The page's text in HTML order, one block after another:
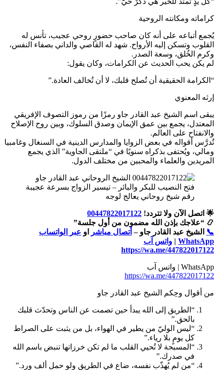
كراماته ومكانته الروحية
يُجمع أتباعه على أنه كان صاحب حضورٍ روحي عجيب، تأنس له
القلوب وتسكن إليه الأرواح. شهد له القاصي والداني بصفاء النفس،
وكرم الخُلق، وسعة الصدر.
لم يكن يحب الحديث عن الكرامات، وكان يقول:
“الكرامة الحقيقية أن تُصلح قلبك، لا أن تُخالف العادة.”
إرثه المعنوي
يبقى اسم الشيخ عبد القادر جاو رمزًا من رموز التصوف الإفريقي
المعتدل، يجمع بين عمق الإيمان وصدق السلوك، وبين روح الإصلاح
والانفتاح على العالم.
تُدرَّس أقواله في بعض الزوايا والمدارس الدينية في السنغال وغامبيا
ومالي، ويُحتفى بذكراه سنويًا في “ملتقى الجاوية” الذي يجمع
المريدين والعلماء والمحبين من مختلف الدول.
رقم شيخ روحاني يعالج لوجه
🌟 اتصل الآن ولا تتردد! 00447822017122
📿 “علاجك بإذن الله مضمون من أول جلسة”
📞
الشيخ عبد القادر جاو – أتصال مباشر او عبر الواتساب
WhatsApp
| واتس آب
https://wa.me/447822017122
WhatsApp | واتس آب
https://wa.me/447822017122
من أقوال وحِكم الشيخ عبد القادر جاو
“الطريق إلى الله يبدأ حين تصمت عن الناس وتحدّث قلبك
بالحق.”
“ليس الوليّ من يطير في الهواء، بل من يثبت على الصراط
كل يومٍ بلا رياء.”
“المسبحة لا تُحيي القلب ما لم تكن خرزاتها تنبض باسم الله
في صدرك.”
“من لم يُهذّب نفسه، ضاع في الطريق ولو حمل ألف ورد.”